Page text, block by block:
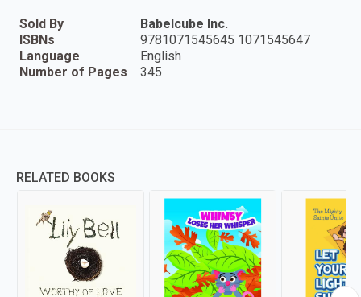
Sold By
Babelcube Inc.
ISBNs
9781071545645 1071545647
Language
English
Number of Pages
345
RELATED BOOKS